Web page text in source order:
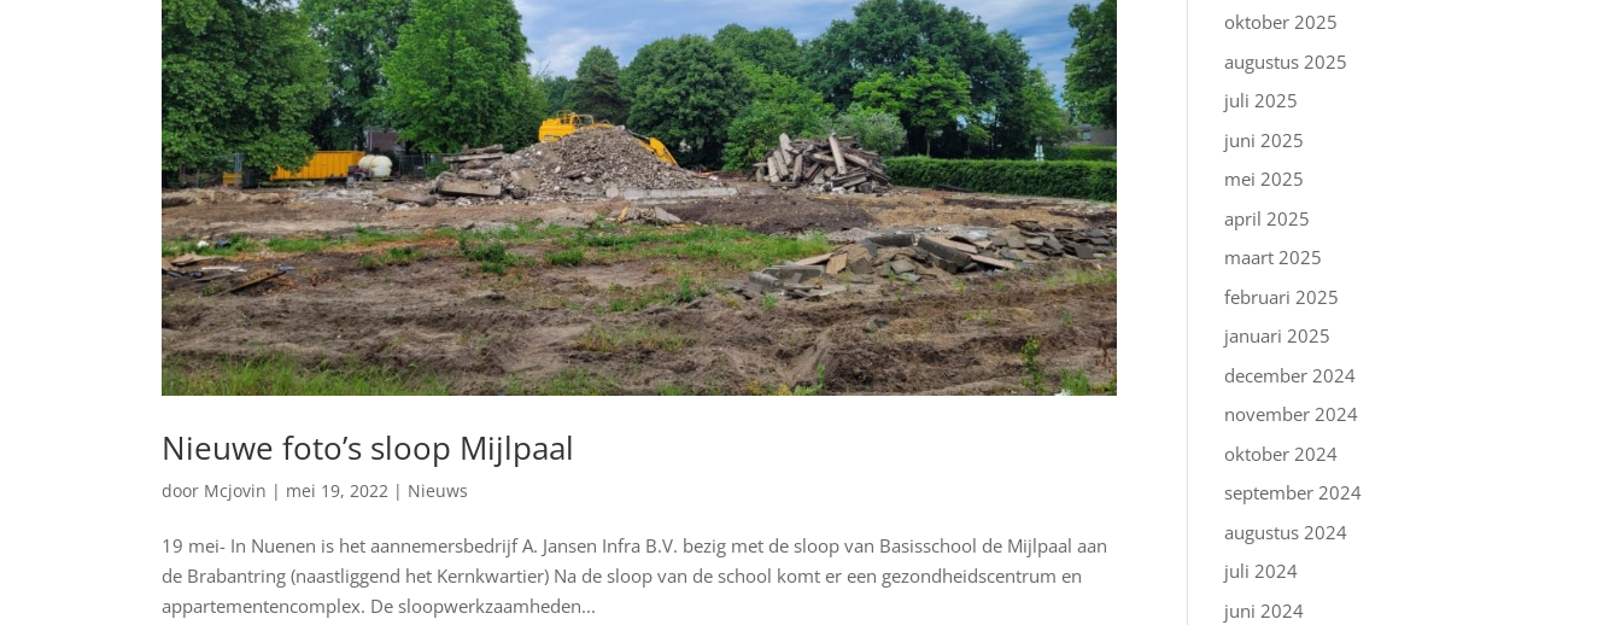
Nieuwe foto’s sloop Mijlpaal
door Mcjovin | mei 19, 2022 | Nieuws
19 mei- In Nuenen is het aannemersbedrijf A. Jansen Infra B.V. bezig met de sloop van Basisschool de Mijlpaal aan
de Brabantring (naastliggend het Kernkwartier) Na de sloop van de school komt er een gezondheidscentrum en
appartementencomplex. De sloopwerkzaamheden...
oktober 2025
augustus 2025
juli 2025
juni 2025
mei 2025
april 2025
maart 2025
februari 2025
januari 2025
december 2024
november 2024
oktober 2024
september 2024
augustus 2024
juli 2024
juni 2024